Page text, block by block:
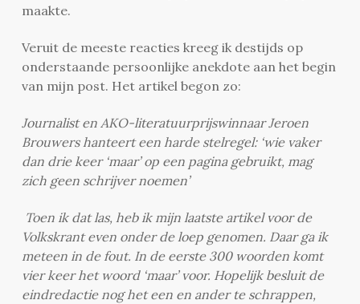
maakte.
Veruit de meeste reacties kreeg ik destijds op
onderstaande persoonlijke anekdote aan het begin
van mijn post. Het artikel begon zo:
Journalist en AKO-literatuurprijswinnaar Jeroen
Brouwers hanteert een harde stelregel: ‘wie vaker
dan drie keer ‘maar’ op een pagina gebruikt, mag
zich geen schrijver noemen’
Toen ik dat las, heb ik mijn laatste artikel voor de
Volkskrant even onder de loep genomen. Daar ga ik
meteen in de fout. In de eerste 300 woorden komt
vier keer het woord ‘maar’ voor. Hopelijk besluit de
eindredactie nog het een en ander te schrappen,